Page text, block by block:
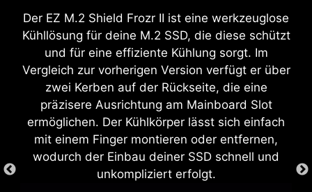
Der EZ M.2 Shield Frozr II ist eine werkzeuglose
Kühllösung für deine M.2 SSD, die diese schützt
und für eine effiziente Kühlung sorgt. Im
Vergleich zur vorherigen Version verfügt er über
zwei Kerben auf der Rückseite, die eine
präzisere Ausrichtung am Mainboard Slot
ermöglichen. Der Kühlkörper lässt sich einfach
mit einem Finger montieren oder entfernen,
wodurch der Einbau deiner SSD schnell und
unkompliziert erfolgt.
sicher, bietet zusätzlichen Schutz sowie mehr
Komfort und trägt gleichzeitig zur Langlebigkeit
deines Systems bei.
EZ DEBUG LED
Onboard-LEDs zeigen die Fehlerquelle
an, sodass sich schnell erkennen lässt,
und Arbeitsspeicher, sodass du die
Systemleistung einfach verbessern kannst,
ohne dich in komplizierte Einstellungen
vertiefen zu müssen.